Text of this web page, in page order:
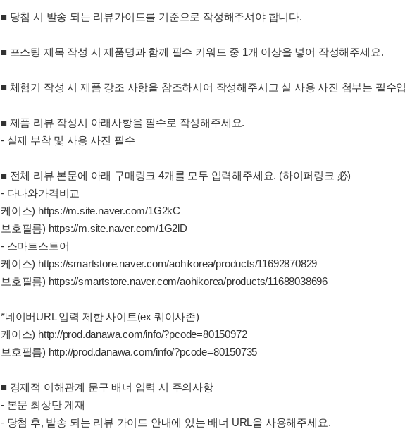
■ 당첨 시 발송 되는 리뷰가이드를 기준으로 작성해주셔야 합니다.
■ 포스팅 제목 작성 시 제품명과 함께 필수 키워드 중 1개 이상을 넣어 작성해주세요.
■ 체험기 작성 시 제품 강조 사항을 참조하시어 작성해주시고 실 사용 사진 첨부는 필수
■ 제품 리뷰 작성시 아래사항을 필수로 작성해주세요.
- 실제 부착 및 사용 사진 필수
■ 전체 리뷰 본문에 아래 구매링크 4개를 모두 입력해주세요. (하이퍼링크 必)
- 다나와가격비교
케이스) https://m.site.naver.com/1G2kC
보호필름) https://m.site.naver.com/1G2lD
- 스마트스토어
케이스) https://smartstore.naver.com/aohikorea/products/11692870829
보호필름) https://smartstore.naver.com/aohikorea/products/11688038696
*네이버URL 입력 제한 사이트(ex 퀘이사존)
케이스) http://prod.danawa.com/info/?pcode=80150972
보호필름) http://prod.danawa.com/info/?pcode=80150735
■ 경제적 이해관계 문구 배너 입력 시 주의사항
- 본문 최상단 게재
- 당첨 후, 발송 되는 리뷰 가이드 안내에 있는 배너 URL을 사용해주세요.